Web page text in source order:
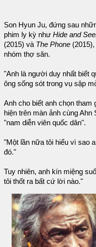
Son Hyun Ju, đứng sau
phim ly kỳ như Hide and
(2015) và The Phone
nhóm thợ săn.
"Anh là người duy nhất biết
ông sống sót trong vụ sập
Anh cho biết anh chọn tham
hiện trên màn ảnh cùng
"nam diễn viên quốc dân".
"Một lần nữa tôi hiểu vì sao
đó."
Tuy nhiên, anh kín miệng
tôi thốt ra bất cứ lời nào."